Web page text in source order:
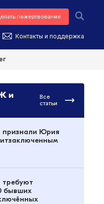
пожертвование
Контакты и поддержка
и
Все
статьи
признали Юрия
бывших